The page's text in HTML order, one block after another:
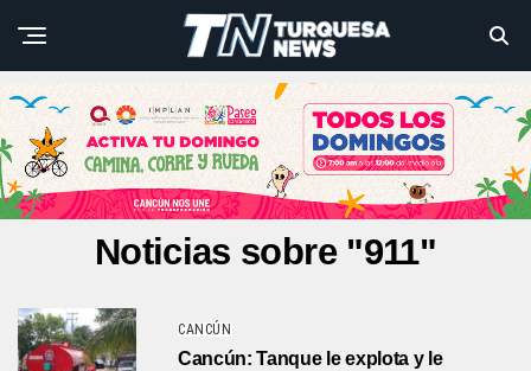
Noticias sobre "911"
CANCÚN
Cancún: Tanque le explota y le